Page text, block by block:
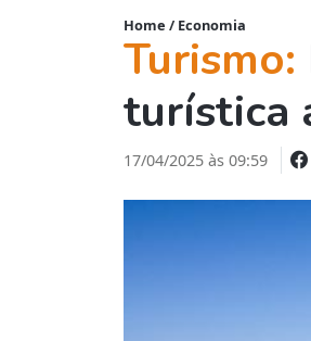
Home / Economia
Turismo:
turística
17/04/2025 às 09:59